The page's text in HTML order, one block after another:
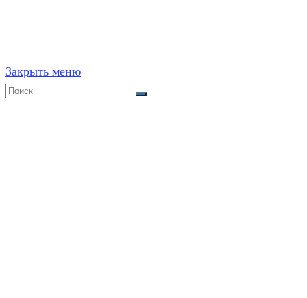
Закрыть меню